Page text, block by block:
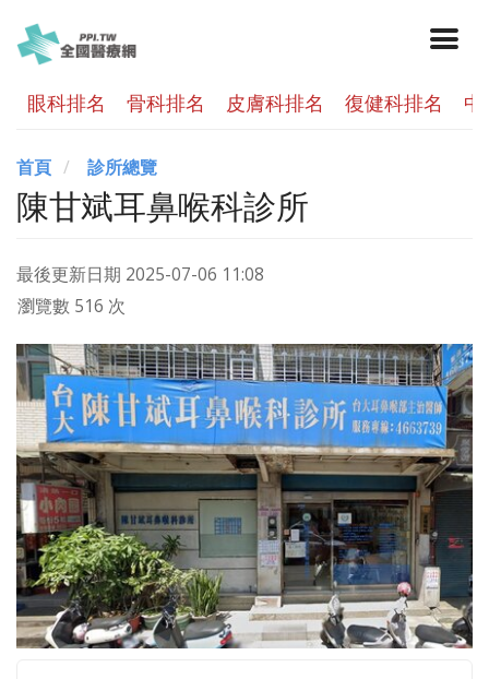
眼科排名 骨科排名 皮膚科排名 復健科排名
首頁 診所總覽
陳甘斌耳鼻喉科診所
最後更新日期 2025-07-06 11:08
瀏覽數 516 次